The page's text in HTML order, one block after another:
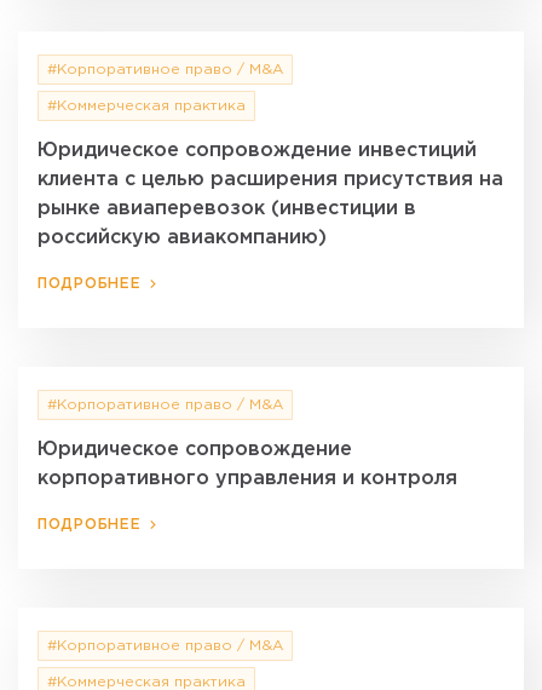
#Корпоративное право / M&A
#Коммерческая практика
Юридическое сопровождение инвестиций
клиента с целью расширения присутствия на
рынке авиаперевозок (инвестиции в
российскую авиакомпанию)
ПОДРОБНЕЕ
#Корпоративное право / M&A
Юридическое сопровождение
корпоративного управления и контроля
ПОДРОБНЕЕ
#Корпоративное право / M&A
#Коммерческая практика